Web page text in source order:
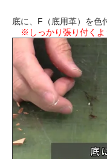
底に、F（底用革）を色
※しっかり張り付くよ